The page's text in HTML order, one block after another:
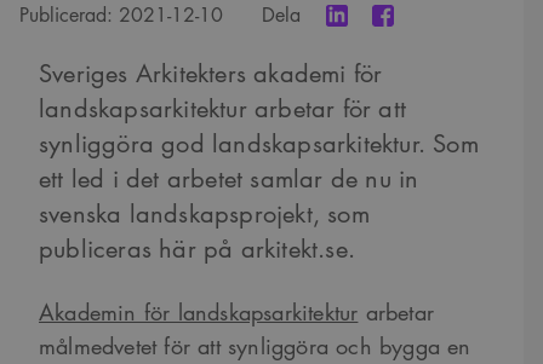
Publicerad: 2021-12-10 Dela
Sveriges Arkitekters akademi för
landskapsarkitektur arbetar för att
synliggöra god landskapsarkitektur. Som
ett led i det arbetet samlar de nu in
svenska landskapsprojekt, som
publiceras här på arkitekt.se.
Akademin för landskapsarkitektur arbetar
målmedvetet för att synliggöra och bygga en